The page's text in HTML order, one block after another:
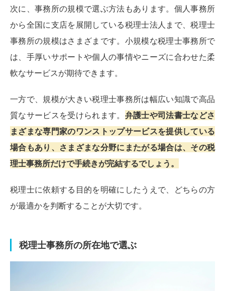
次に、事務所の規模で選ぶ方法もあります。個人事務所
から全国に支店を展開している税理士法人まで、税理士
事務所の規模はさまざまです。小規模な税理士事務所で
は、手厚いサポートや個人の事情やニーズに合わせた柔
軟なサービスが期待できます。
一方で、規模が大きい税理士事務所は幅広い知識で高品
質なサービスを受けられます。 弁護士や司法書士などさ
まざまな専門家のワンストップサービスを提供している
場合もあり、さまざまな分野にまたがる場合は、その税
理士事務所だけで手続きが完結するでしょう。
税理士に依頼する目的を明確にしたうえで、どちらの方
が最適かを判断することが大切です。
税理士事務所の所在地で選ぶ